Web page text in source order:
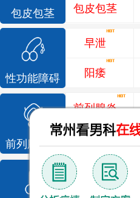
包皮包茎 包皮包茎
性功能障碍
早泄
阳痿
前列腺疾病
前列腺炎
前列腺增生
龟头炎